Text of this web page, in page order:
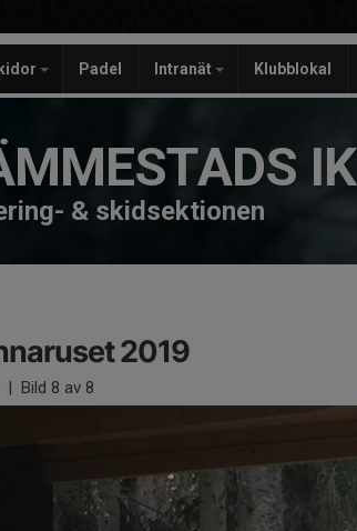
Padel Intranät Klubblokal
IK
& skidsektionen
2019
| Bild 8 av 8